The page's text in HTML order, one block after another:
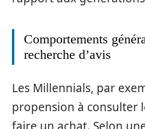
Comportements
recherche d’avis
Les Millennials, par
propension à consulter
faire un achat. Selon